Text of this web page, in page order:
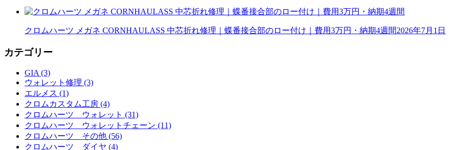
クロムハーツ メガネ CORNHAULASS 中芯折れ修理｜蝶番接合部のロー付け｜費用3万円・納期4週間2026年7月1日
カテゴリー
GIA (3)
ウォレット修理 (3)
エルメス (1)
クロムカスタム工房 (4)
クロムハーツ ウォレット (31)
クロムハーツ ウォレットチェーン (11)
クロムハーツ その他 (56)
クロムハーツ ダイヤ (4)